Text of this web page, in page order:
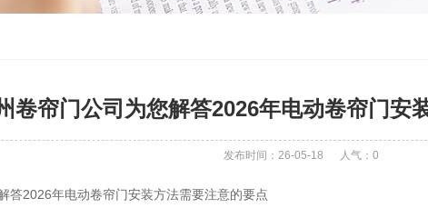
卷帘门公司为您解答2026年电动卷帘门安
发布时间：26-05-18 人气： 0
答2026年电动卷帘门安装方法需要注意的要点